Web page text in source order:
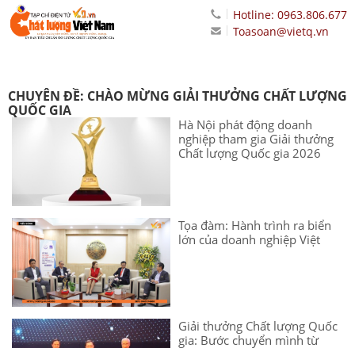
Hotline: 0963.806.677
Toasoan@vietq.vn
CHUYÊN ĐỀ: CHÀO MỪNG GIẢI THƯỞNG CHẤT LƯỢNG
QUỐC GIA
Hà Nội phát động doanh
nghiệp tham gia Giải thưởng
Chất lượng Quốc gia 2026
Tọa đàm: Hành trình ra biển
lớn của doanh nghiệp Việt
Giải thưởng Chất lượng Quốc
gia: Bước chuyển mình từ